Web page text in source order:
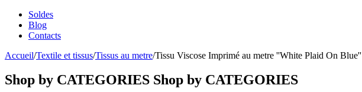
Soldes
Blog
Contacts
Accueil/Textile et tissus/Tissus au metre/Tissu Viscose Imprimé au metre ''White Plaid On Blue''
Shop by CATEGORIES Shop by CATEGORIES